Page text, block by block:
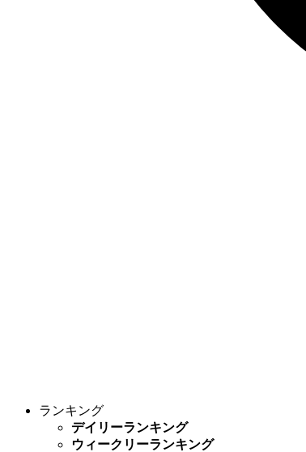
ランキング
デイリーランキング
ウィークリーランキング